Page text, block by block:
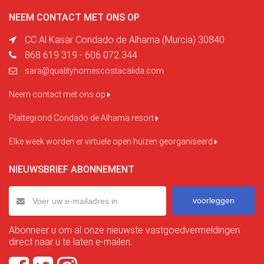
NEEM CONTACT MET ONS OP
CC Al Kasar Condado de Alhama (Murcia) 30840
868 619 319 - 606 072 344
sara@qualityhomescostacalida.com
Neem contact met ons op
Plattegrond Condado de Alhama resort
Elke week worden er virtuele open huizen georganiseerd
NIEUWSBRIEF ABONNEMENT
voorleggen
Abonneer u om al onze nieuwste vastgoedvermeldingen
direct naar u te laten e-mailen.